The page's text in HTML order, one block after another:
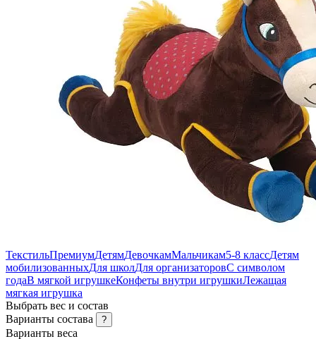
ТекстильПремиумДетямДевочкамМальчикам5-8 классДетям
мобилизованныхДля школДля организаторовС символом
годаВ мягкой игрушкеКонфеты внутри игрушкиЛежащая
мягкая игрушка
Выбрать вес и состав
Варианты состава
?
Варианты веса